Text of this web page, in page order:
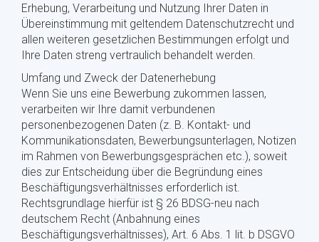
Erhebung, Verarbeitung und Nutzung Ihrer Daten in
Übereinstimmung mit geltendem Datenschutzrecht und
allen weiteren gesetzlichen Bestimmungen erfolgt und
Ihre Daten streng vertraulich behandelt werden.
Umfang und Zweck der Datenerhebung
Wenn Sie uns eine Bewerbung zukommen lassen,
verarbeiten wir Ihre damit verbundenen
personenbezogenen Daten (z. B. Kontakt- und
Kommunikationsdaten, Bewerbungsunterlagen, Notizen
im Rahmen von Bewerbungsgesprächen etc.), soweit
dies zur Entscheidung über die Begründung eines
Beschäftigungsverhältnisses erforderlich ist.
Rechtsgrundlage hierfür ist § 26 BDSG-neu nach
deutschem Recht (Anbahnung eines
Beschäftigungsverhältnisses), Art. 6 Abs. 1 lit. b DSGVO